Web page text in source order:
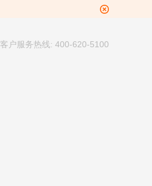
客户服务热线: 400-620-5100